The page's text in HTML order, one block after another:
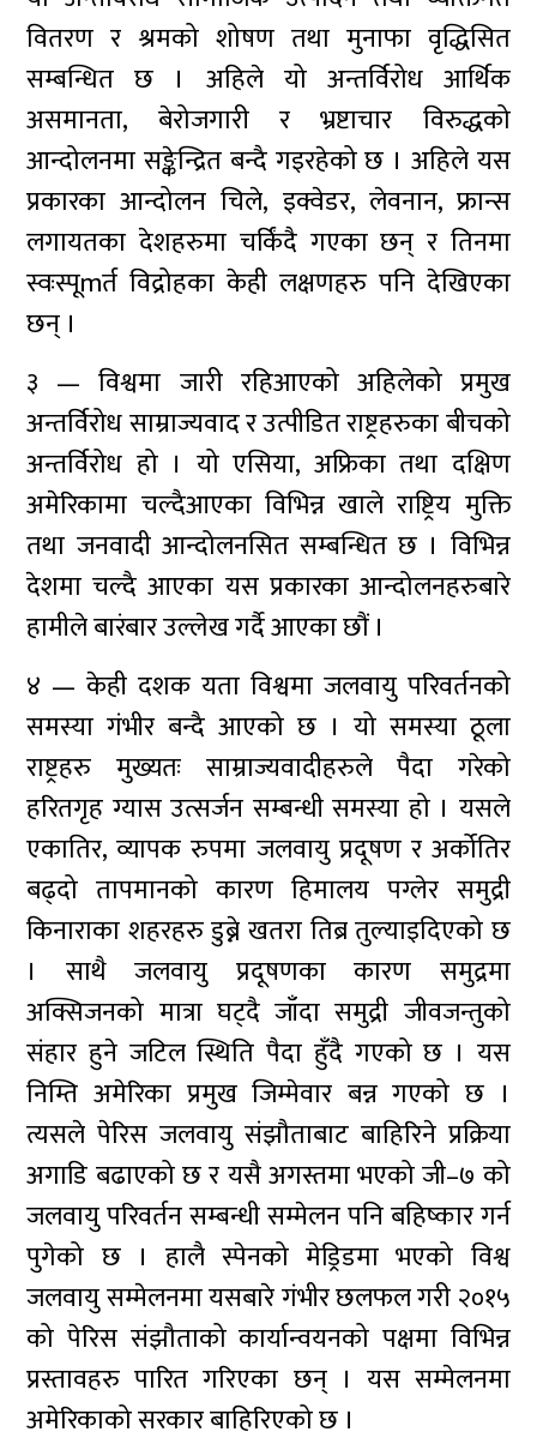
वितरण र श्रमको शोषण तथा मुनाफा वृद्धिसित
सम्बन्धित छ । अहिले यो अन्तर्विरोध आर्थिक
असमानता, बेरोजगारी र भ्रष्टाचार विरुद्धको
आन्दोलनमा सङ्केन्द्रित बन्दै गइरहेको छ । अहिले यस
प्रकारका आन्दोलन चिले, इक्वेडर, लेवनान, फ्रान्स
लगायतका देशहरुमा चर्किंदै गएका छन् र तिनमा
स्वःस्पूmर्त विद्रोहका केही लक्षणहरु पनि देखिएका
छन् ।
३ — विश्वमा जारी रहिआएको अहिलेको प्रमुख
अन्तर्विरोध साम्राज्यवाद र उत्पीडित राष्ट्रहरुका बीचको
अन्तर्विरोध हो । यो एसिया, अफ्रिका तथा दक्षिण
अमेरिकामा चल्दैआएका विभिन्न खाले राष्ट्रिय मुक्ति
तथा जनवादी आन्दोलनसित सम्बन्धित छ । विभिन्न
देशमा चल्दै आएका यस प्रकारका आन्दोलनहरुबारे
हामीले बारंबार उल्लेख गर्दै आएका छौं ।
४ — केही दशक यता विश्वमा जलवायु परिवर्तनको
समस्या गंभीर बन्दै आएको छ । यो समस्या ठूला
राष्ट्रहरु मुख्यतः साम्राज्यवादीहरुले पैदा गरेको
हरितगृह ग्यास उत्सर्जन सम्बन्धी समस्या हो । यसले
एकातिर, व्यापक रुपमा जलवायु प्रदूषण र अर्कोतिर
बढ्दो तापमानको कारण हिमालय पग्लेर समुद्री
किनाराका शहरहरु डुब्ने खतरा तिब्र तुल्याइदिएको छ
। साथै जलवायु प्रदूषणका कारण समुद्रमा
अक्सिजनको मात्रा घट्दै जाँदा समुद्री जीवजन्तुको
संहार हुने जटिल स्थिति पैदा हुँदै गएको छ । यस
निम्ति अमेरिका प्रमुख जिम्मेवार बन्न गएको छ ।
त्यसले पेरिस जलवायु संझौताबाट बाहिरिने प्रक्रिया
अगाडि बढाएको छ र यसै अगस्तमा भएको जी–७ को
जलवायु परिवर्तन सम्बन्धी सम्मेलन पनि बहिष्कार गर्न
पुगेको छ । हालै स्पेनको मेड्रिडमा भएको विश्व
जलवायु सम्मेलनमा यसबारे गंभीर छलफल गरी २०१५
को पेरिस संझौताको कार्यान्वयनको पक्षमा विभिन्न
प्रस्तावहरु पारित गरिएका छन् । यस सम्मेलनमा
अमेरिकाको सरकार बाहिरिएको छ ।